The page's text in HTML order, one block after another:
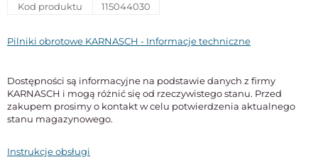
Kod produktu
115044030
Pilniki obrotowe KARNASCH - Informacje techniczne
Dostępności są informacyjne na podstawie danych z firmy
KARNASCH i mogą różnić się od rzeczywistego stanu. Przed
zakupem prosimy o kontakt w celu potwierdzenia aktualnego
stanu magazynowego.
Instrukcje obsługi